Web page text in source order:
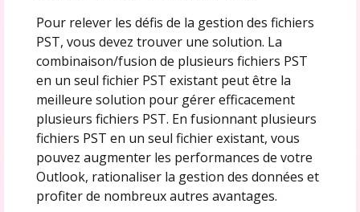
Pour relever les défis de la gestion des fichiers
PST, vous devez trouver une solution. La
combinaison/fusion de plusieurs fichiers PST
en un seul fichier PST existant peut être la
meilleure solution pour gérer efficacement
plusieurs fichiers PST. En fusionnant plusieurs
fichiers PST en un seul fichier existant, vous
pouvez augmenter les performances de votre
Outlook, rationaliser la gestion des données et
profiter de nombreux autres avantages.